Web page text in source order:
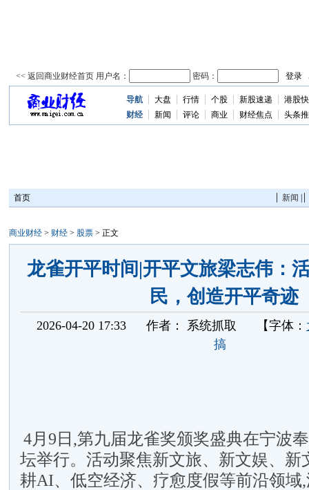
导航 大盘 行情 个股 新股速递
港股
财经
新闻 评论 商业 财经焦点 头条
首页 新闻
商业财经> 财经> 股票> 正文
龙雀开平时间|开平文旅梁志伟：
民，创造开平奇迹
2026-04-20 17:33 作者： 系统抓取 【字体：
搞
4月9日,第九届龙雀奖颁奖盛典在宁波
坛举行。活动聚焦新文旅、新文娱、新
耕AI、低空经济、疗愈度假等前沿领域